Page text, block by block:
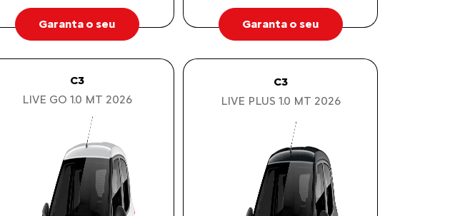
Garanta o seu Garanta o seu
C3
LIVE GO 1.0 MT 2026
C3
LIVE PLUS 1.0 MT 2026